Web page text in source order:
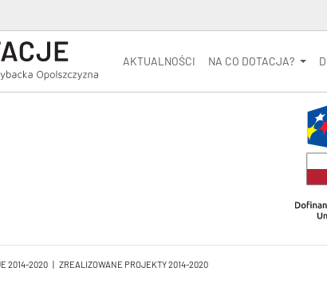
AKTUALNOŚCI NA CO DOTACJA?
2014-2020 | ZREALIZOWANE PROJEKTY 2014-2020